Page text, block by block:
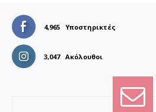
4,965 Υποστηρικτές
3,047 Ακόλουθοι